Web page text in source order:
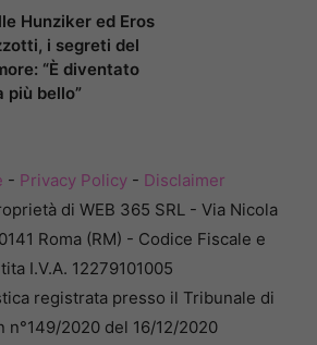
Hunziker ed Eros
i segreti del
“È diventato
più bello”
- Privacy Policy- Disclaimer
di WEB 365 SRL - Via Nicola
Roma (RM) - Codice Fiscale e
I.V.A. 12279101005
registrata presso il Tribunale di
n°149/2020 del 16/12/2020